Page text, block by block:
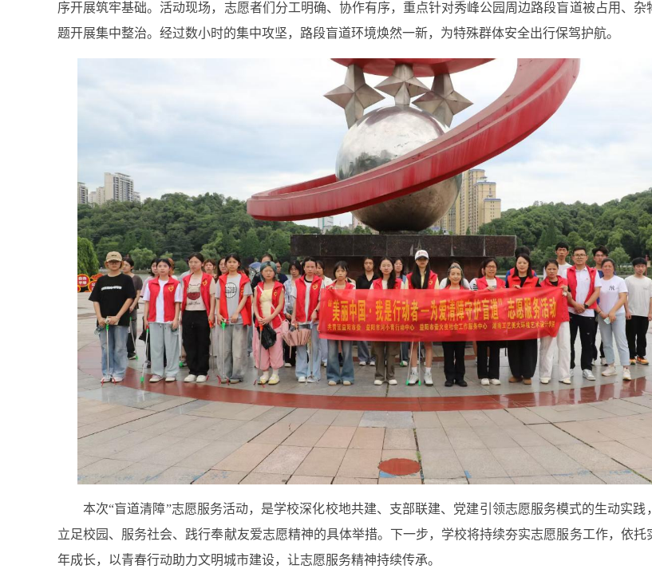
序开展筑牢基础。活动现场，志愿者们分工明确、协作有序，重点针对秀峰公园周边路段盲道被占用、杂
题开展集中整治。经过数小时的集中攻坚，路段盲道环境焕然一新，为特殊群体安全出行保驾护航。
本次“盲道清障”志愿服务活动，是学校深化校地共建、支部联建、党建引领志愿服务模式的生动实践
立足校园、服务社会、践行奉献友爱志愿精神的具体举措。下一步，学校将持续夯实志愿服务工作，依托
年成长，以青春行动助力文明城市建设，让志愿服务精神持续传承。